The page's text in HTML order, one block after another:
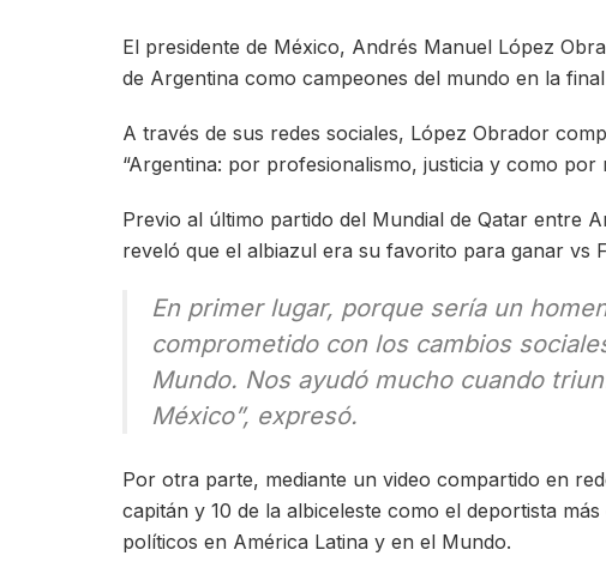
El presidente de México, Andrés Manuel López
de Argentina como campeones del mundo en la
A través de sus redes sociales, López Obrador
“Argentina: por profesionalismo, justicia y como por
Previo al último partido del Mundial de Qatar entre
reveló que el albiazul era su favorito para ganar vs
En primer lugar, porque sería un
comprometido con los cambios
Mundo. Nos ayudó mucho cuando
México”, expresó.
Por otra parte, mediante un video compartido en
capitán y 10 de la albiceleste como el deportista
políticos en América Latina y en el Mundo.